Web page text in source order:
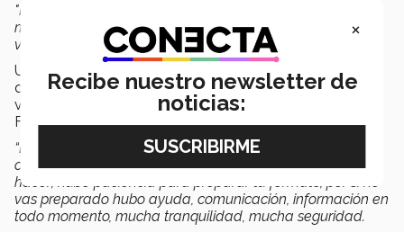
"Muy ágil, muy rápido, bastante bien organizado y todo
muy limpio y muy claras las indicaciones. Agradecido y
véngase a vacunar”,destacó Rodríguez.
Una bendición y un sentido de agradecimiento por lo
que se ha hecho para poder llegar al momento de
vacunarse fue lo que expresó en su mensaje Gabriela
Farías, decana interina de la Escuela de Negocios.
“El proceso fue muy ágil; se contaba con orientación en
cada paso del proceso. Fluyó, te iban explicando que
hacer; hubo paciencia para preparar tu formato, por si no
vas preparado hubo ayuda, comunicación, información en
todo momento, mucha tranquilidad, mucha seguridad.
×
Recibe nuestro newsletter de
noticias: